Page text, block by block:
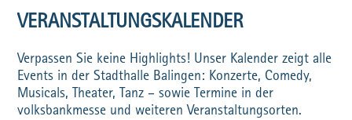
VERANSTALTUNGSKALENDER
Verpassen Sie keine Highlights! Unser Kalender zeigt alle
Events in der Stadthalle Balingen: Konzerte, Comedy,
Musicals, Theater, Tanz – sowie Termine in der
volksbankmesse und weiteren Veranstaltungsorten.